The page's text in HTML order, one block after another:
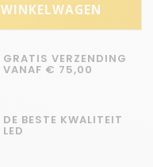
GRATIS VERZENDING
VANAF € 75,00
DE BESTE KWALITEIT
LED